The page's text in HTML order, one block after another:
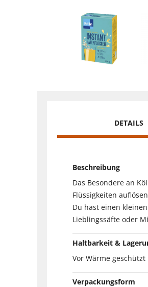
DETAILS
Beschreibung
Das Besondere an
Flüssigkeiten
Du hast einen
Lieblingssäfte oder
Haltbarkeit &
Vor Wärme
Verpackungsform